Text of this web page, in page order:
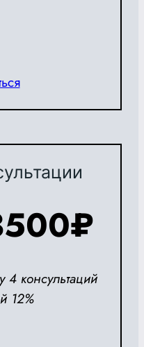
₽
4 консультаций
12%